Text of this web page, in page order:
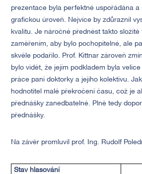
prezentace byla perfektně uspořádána a
grafickou úroveň. Nejvíce by zdůraznil
kvalitu. Je náročné přednést takto složité
zaměřením, aby bylo pochopitelné, ale
skvěle podařilo. Prof. Kittnar zároveň
bylo vidět, že jejím podkladem byla
práce paní doktorky a jejího kolektivu.
hodnotitel malé překročení času, což je
přednášky zanedbatelné. Plně tedy
přednášky.
Na závěr promluvil prof. Ing. Rudolf
Stav hlasování